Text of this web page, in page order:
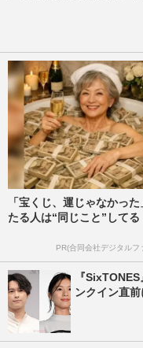
「宝くじ、運じゃなかった
たる人は“同じこと”してる
PR(合同会社デジタルフ
『
ンクイン直